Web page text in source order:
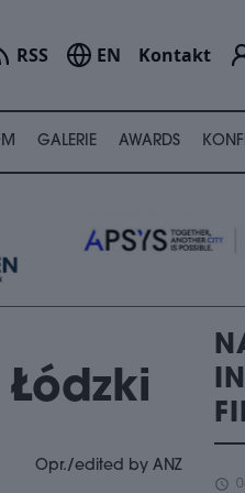
RSS EN Kontakt
GALERIE AWARDS
Opr./edited by ANZ
schedule